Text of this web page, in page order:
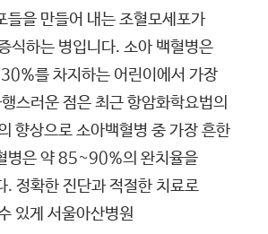
들을 만들어 내는 조혈모세포가
식하는 병입니다. 소아 백혈병은
를 차지하는 어린이에서 가장
스러운 점은 최근 항암화학요법의
향상으로 소아백혈병 중 가장 흔한
병은 약 85~90%의 완치율을
. 정확한 진단과 적절한 치료로
있게 서울아산병원